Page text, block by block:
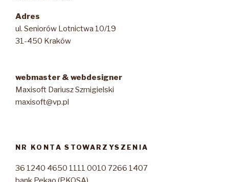
Adres
ul. Seniorów Lotnictwa 10/19
31-450 Kraków
webmaster & webdesigner
Maxisoft Dariusz Szmigielski
maxisoft@vp.pl
NR KONTA STOWARZYSZENIA
36 1240 4650 1111 0010 7266 1407